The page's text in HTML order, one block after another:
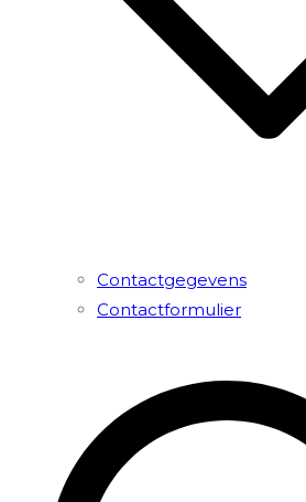
Contactgegevens
Contactformulier